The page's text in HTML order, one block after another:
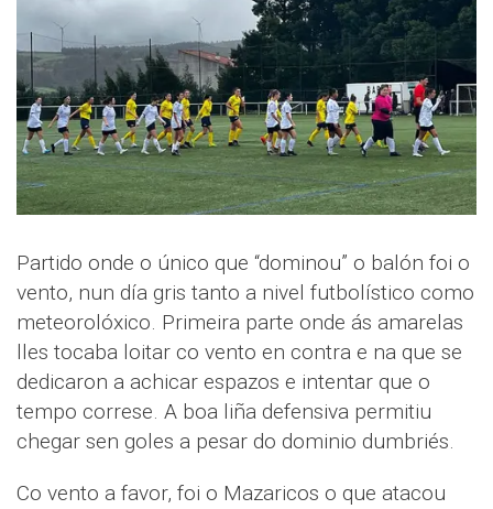
Partido onde o único que “dominou” o balón foi o
vento, nun día gris tanto a nivel futbolístico como
meteorolóxico. Primeira parte onde ás amarelas
lles tocaba loitar co vento en contra e na que se
dedicaron a achicar espazos e intentar que o
tempo correse. A boa liña defensiva permitiu
chegar sen goles a pesar do dominio dumbriés.
Co vento a favor, foi o Mazaricos o que atacou